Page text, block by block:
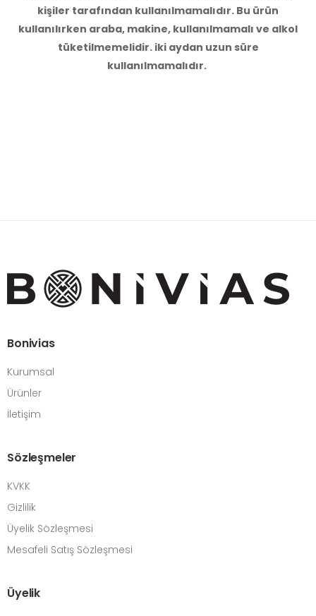
kişiler tarafından kullanılmamalıdır. Bu ürün
kullanılırken araba, makine, kullanılmamalı ve alkol
tüketilmemelidir. iki aydan uzun süre
kullanılmamalıdır.
Bonivias
Kurumsal
Ürünler
İletişim
Sözleşmeler
KVKK
Gizlilik
Üyelik Sözleşmesi
Mesafeli Satış Sözleşmesi
Üyelik